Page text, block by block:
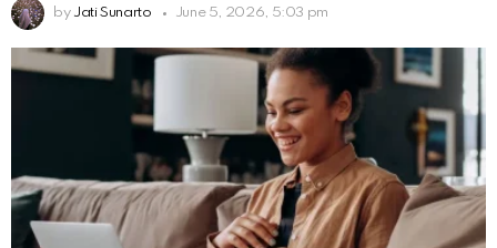
by Jati Sunarto June 5, 2026, 5:03 pm